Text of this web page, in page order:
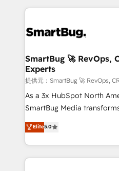
tune-ups, feature rollouts,
HubSpot, switching to it,
We are built for the work.
トを組み込んだ顧客フロン
ィブ・エージェンシーです
を、CRMを軸とした全社共
思決定者・PMO・現場担当者
HubSpot導入・活用支援 顧
GTMの見える化・自動化ま
タ品質設計、グループ横断
の一部をAIが自律実行する
Breeze・Claude等を
SmartBug 🚀 RevOps,
Experts
提供元：SmartBug 🚀 RevOps,
As a 3x HubSpot North
SmartBug Media
into a revenue engine. Our
includes specialized
Software) and Point
making this the official
Elite5.0